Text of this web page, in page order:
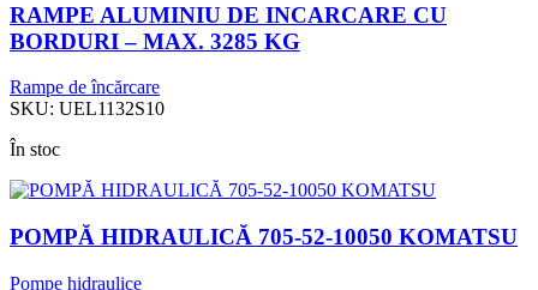
RAMPE ALUMINIU DE INCARCARE CU
BORDURI – MAX. 3285 KG
Rampe de încărcare
SKU: UEL1132S10
În stoc
POMPĂ HIDRAULICĂ 705-52-10050 KOMATSU
Pompe hidraulice